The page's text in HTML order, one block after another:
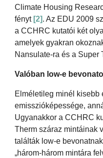
Climate Housing
fényt [2]. Az EDU 2009
a CCHRC kutatói két
amelyek gyakran
Nansulate-ra és a Super
Valóban low-e
Elméletileg minél kisebb
emisszióképessége,
Ugyanakkor a CCHRC
Therm száraz mintáinak
találták low-e
„három-három mintára